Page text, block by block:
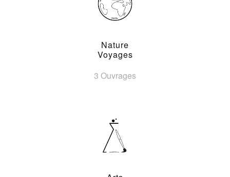
Nature
Voyages
3 Ouvrages